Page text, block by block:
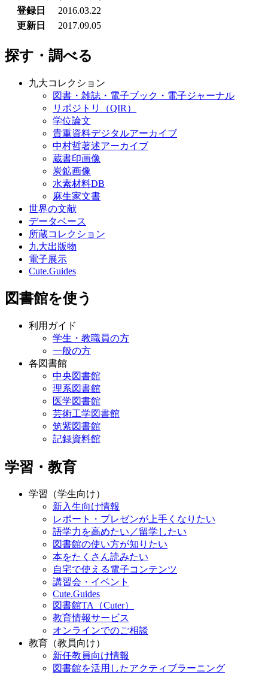
登録日
2016.03.22
更新日
2017.09.05
探す・調べる
九大コレクション
図書・雑誌・電子ブック・電子ジャーナル
リポジトリ（QIR）
学位論文
貴重資料デジタルアーカイブ
中村哲著述アーカイブ
蔵書印画像
炭鉱画像
水素材料DB
麻生家文書
世界の文献
データベース
所蔵コレクション
九大出版物
電子展示
Cute.Guides
図書館を使う
利用ガイド
学生・教職員の方
一般の方
各図書館
中央図書館
理系図書館
医学図書館
芸術工学図書館
筑紫図書館
記録資料館
学習・教育
学習（学生向け）
新入生向け情報
レポート・プレゼンが上手くなりたい
語学力を高めたい／留学したい
図書館の使い方が知りたい
本をたくさん読みたい
自宅で使える電子コンテンツ
講習会・イベント
Cute.Guides
図書館TA（Cuter）
教育情報サービス
オンラインでのご相談
教育（教員向け）
新任教員向け情報
図書館を活用したアクティブラーニング